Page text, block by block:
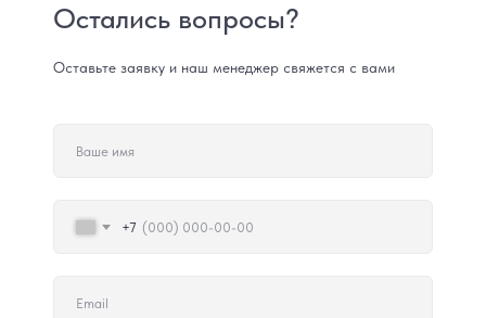
Остались вопросы?
Оставьте заявку и наш менеджер свяжется с вами
+7